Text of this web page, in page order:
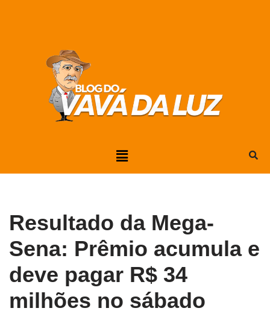
Resultado da Mega-
Sena: Prêmio acumula e
deve pagar R$ 34
milhões no sábado